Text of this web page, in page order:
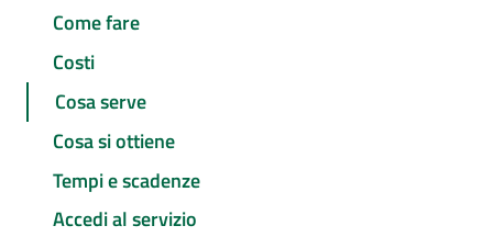
Come fare
Costi
Cosa serve
Cosa si ottiene
Tempi e scadenze
Accedi al servizio